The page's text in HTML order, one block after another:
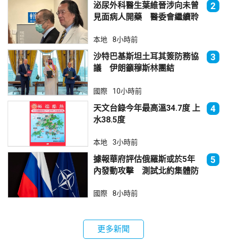
泌尿外科醫生葉維晉涉向未曾
見面病人開藥 醫委會繼續聆
2
本地 8小時前
沙特巴基斯坦土耳其簽防務協
議 伊朗籲穆斯林團結
3
國際 10小時前
天文台錄今年最高溫34.7度 上
水38.5度
4
本地 3小時前
據報華府評估俄羅斯或於5年
內發動攻擊 測試北約集體防
5
國際 8小時前
更多新聞